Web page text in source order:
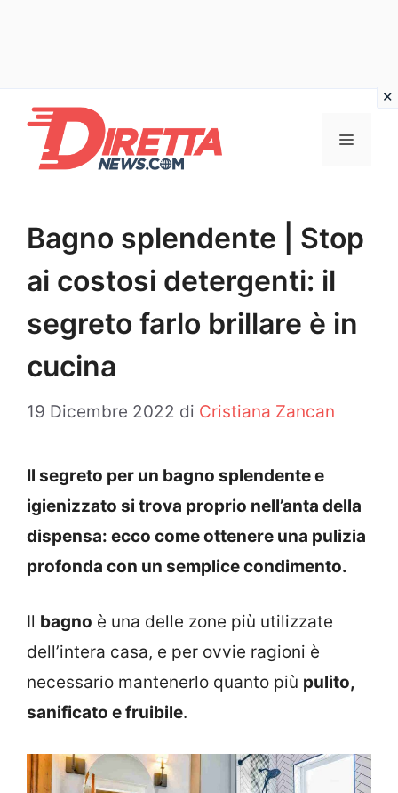
contenuto
Menu
Bagno splendente | Stop
ai costosi detergenti: il
segreto farlo brillare è in
cucina
19 Dicembre 2022 di Cristiana Zancan
Il segreto per un bagno splendente e
igienizzato si trova proprio nell’anta della
dispensa: ecco come ottenere una pulizia
profonda con un semplice condimento.
Il bagno è una delle zone più utilizzate
dell’intera casa, e per ovvie ragioni è
necessario mantenerlo quanto più pulito,
sanificato e fruibile.